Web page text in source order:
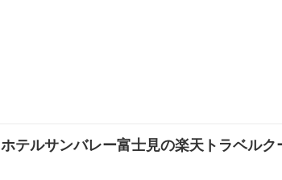
テルサンバレー富士見の楽天トラベルク